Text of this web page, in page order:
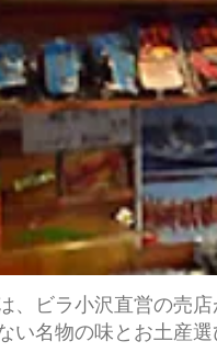
、ビラ小沢直営の売
い名物の味とお土産選